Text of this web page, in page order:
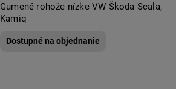
Gumené rohože nízke VW Škoda Scala,
Kamiq
Dostupné na objednanie